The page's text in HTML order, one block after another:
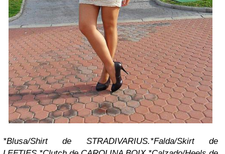
*Blusa/Shirt de STRADIVARIUS.*Falda/Skirt de